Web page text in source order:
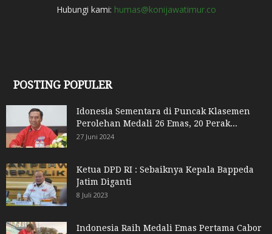
Hubungi kami: humas@konijawatimur.co
POSTING POPULER
Idonesia Sementara di Puncak Klasemen
Perolehan Medali 26 Emas, 20 Perak...
27 Juni 2024
Ketua DPD RI : Sebaiknya Kepala Bappeda
Jatim Diganti
8 Juli 2023
Indonesia Raih Medali Emas Pertama Cabor